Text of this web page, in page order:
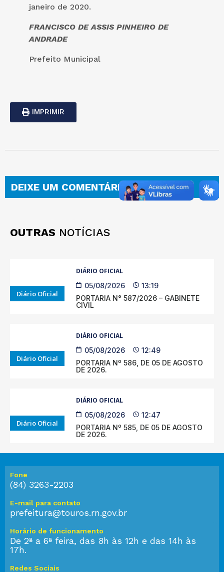
janeiro de 2020.
FRANCISCO DE ASSIS PINHEIRO DE
ANDRADE
Prefeito Municipal
IMPRIMIR
DEIXE UM COMENTÁRIO
OUTRAS NOTÍCIAS
Diário Oficial
DIÁRIO OFICIAL
05/08/2026
13:19
PORTARIA N° 587/2026 – GABINETE
CIVIL
Diário Oficial
DIÁRIO OFICIAL
05/08/2026
12:49
PORTARIA Nº 586, DE 05 DE AGOSTO
DE 2026.
Diário Oficial
DIÁRIO OFICIAL
05/08/2026
12:47
PORTARIA Nº 585, DE 05 DE AGOSTO
DE 2026.
Fone
(84) 3263-2203
E-mail para contato
prefeitura@touros.rn.gov.br
Horário de funcionamento
De 2ª a 6ª feira, das 8h às 12h e das 14h às
17h.
Redes Sociais